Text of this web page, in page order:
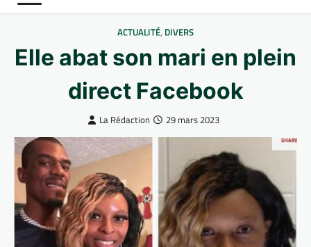
ACTUALITÉ, DIVERS
Elle abat son mari en plein
direct Facebook
La Rédaction 29 mars 2023